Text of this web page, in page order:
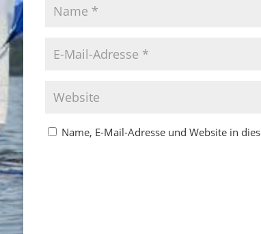
Name, E-Mail-Adresse und Website in